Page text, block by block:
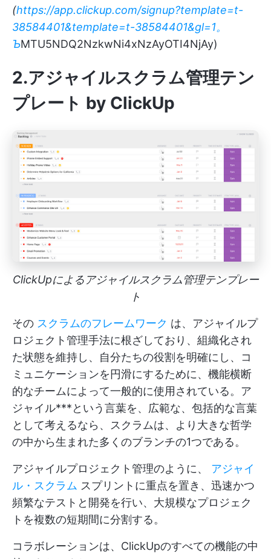
(https://app.clickup.com/signup?template=t-
38584401&template=t-38584401&gl=1。
ЪMTU5NDQ2NzkwNi4xNzAyOTI4NjAy)
2.アジャイルスクラム管理テン
プレート by ClickUp
ClickUpによるアジャイルスクラム管理テンプレー
ト
その スクラムのフレームワーク は、アジャイルプ
ロジェクト管理手法に根ざしており、組織化され
た状態を維持し、自分たちの役割を明確にし、コ
ミュニケーションを円滑にするために、機能横断
的なチームによって一般的に使用されている。ア
ジャイル***という言葉を、広範な、包括的な言葉
として考えるなら、スクラムは、より大きな哲学
の中から生まれた多くのブランチの1つである。
アジャイルプロジェクト管理のように、 アジャイ
ル・スクラム スプリントに重点を置き、迅速かつ
頻繁なテストと開発を行い、大規模なプロジェク
トを複数の短期間に分割する。
コラボレーションは、ClickUpのすべての機能の中